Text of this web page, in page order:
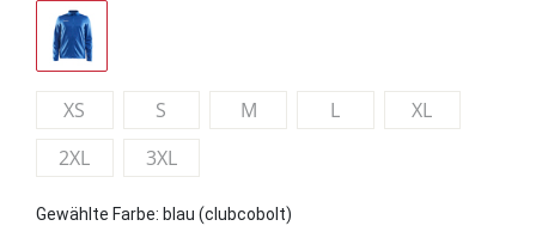
XS S M L
XL
2XL
3XL
Gewählte Farbe: blau (clubcobolt)